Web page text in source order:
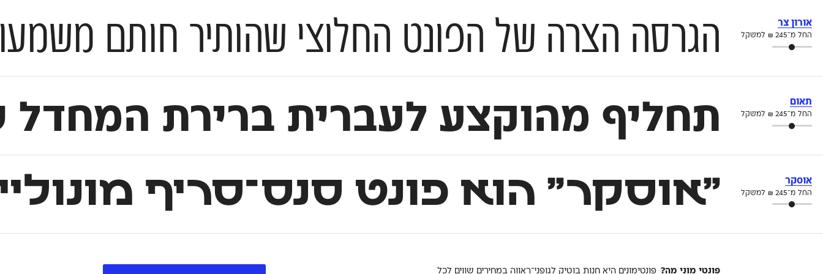
אורון צר
החל מ־245
₪ למשקל הגרסה הצרה של הפונט החלוצי שהותיר חותם משמעותי על עולם
תאום
החל מ־245
₪ למשקל תחליף מהוקצע לעברית ברירת
אוסקר
החל מ־245
₪ למשקל ״אוסקר״ הוא פונט סנס־סריף
פונטי מוני מה? פונטימונים היא חנות בוטיק לגופני־ראווה במחירים שווים לכל